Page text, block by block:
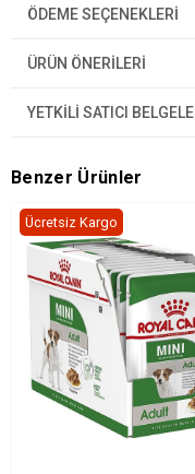
ÖDEME SEÇENEKLERI
ÜRÜN ÖNERILERI
YETKİLİ SATICI
Benzer Ürünler
Ücretsiz Kargo